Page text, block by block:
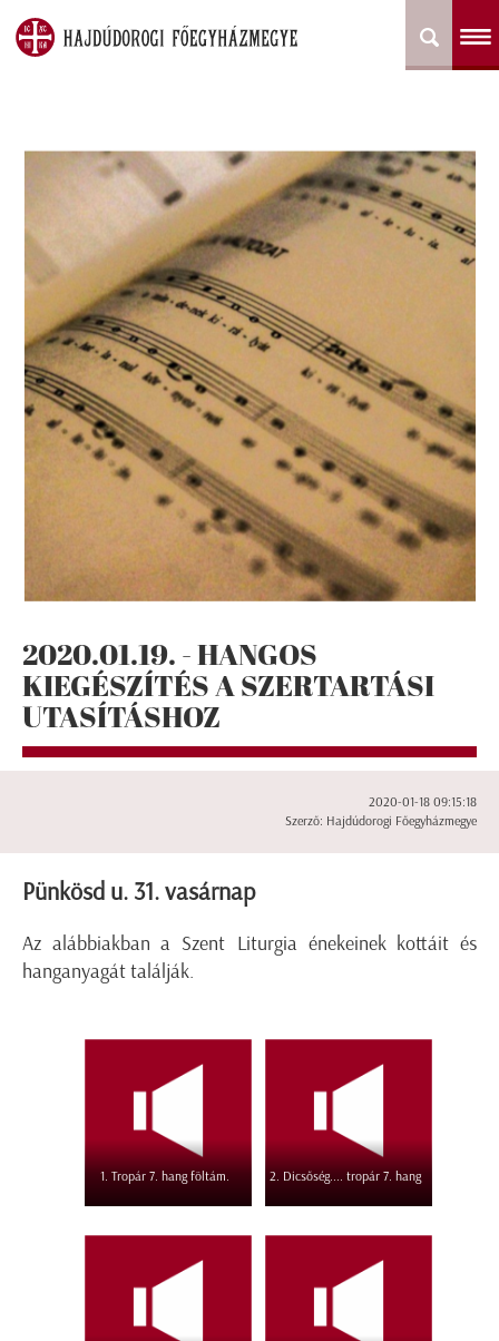
2020.01.19. - HANGOS
KIEGÉSZÍTÉS A SZERTARTÁSI
UTASÍTÁSHOZ
2020-01-18 09:15:18
Szerző: Hajdúdorogi Főegyházmegye
Pünkösd u. 31. vasárnap
Az alábbiakban a Szent Liturgia énekeinek kottáit és
hanganyagát találják.
1. Tropár 7. hang föltám. 2. Dicsőség.... tropár 7. hang